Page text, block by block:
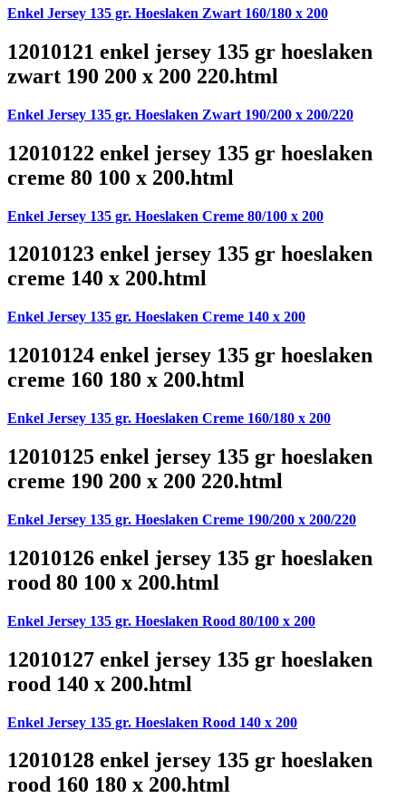
Enkel Jersey 135 gr. Hoeslaken Zwart 160/180 x 200
12010121 enkel jersey 135 gr hoeslaken
zwart 190 200 x 200 220.html
Enkel Jersey 135 gr. Hoeslaken Zwart 190/200 x 200/220
12010122 enkel jersey 135 gr hoeslaken
creme 80 100 x 200.html
Enkel Jersey 135 gr. Hoeslaken Creme 80/100 x 200
12010123 enkel jersey 135 gr hoeslaken
creme 140 x 200.html
Enkel Jersey 135 gr. Hoeslaken Creme 140 x 200
12010124 enkel jersey 135 gr hoeslaken
creme 160 180 x 200.html
Enkel Jersey 135 gr. Hoeslaken Creme 160/180 x 200
12010125 enkel jersey 135 gr hoeslaken
creme 190 200 x 200 220.html
Enkel Jersey 135 gr. Hoeslaken Creme 190/200 x 200/220
12010126 enkel jersey 135 gr hoeslaken
rood 80 100 x 200.html
Enkel Jersey 135 gr. Hoeslaken Rood 80/100 x 200
12010127 enkel jersey 135 gr hoeslaken
rood 140 x 200.html
Enkel Jersey 135 gr. Hoeslaken Rood 140 x 200
12010128 enkel jersey 135 gr hoeslaken
rood 160 180 x 200.html